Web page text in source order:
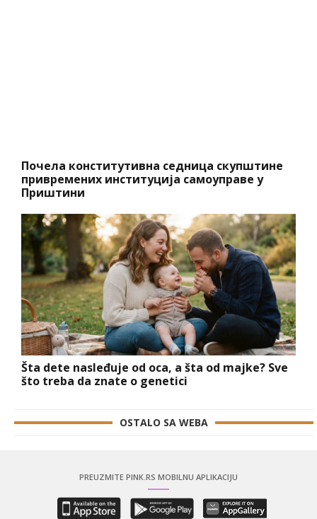
Почела конститутивна седница скупштине
привремених институција самоуправе у
Приштини
Šta dete nasleđuje od oca, a šta od majke? Sve
što treba da znate o genetici
OSTALO SA WEBA
PREUZMITE PINK.RS MOBILNU APLIKACIJU